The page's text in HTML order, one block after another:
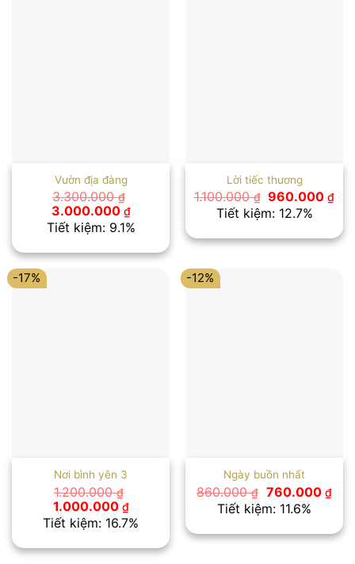
Vườn địa đàng
3.300.000₫
Giá
gốc
là:
3.000.000 ₫Giá
hiện
tại
3.000.000 ₫.
Tiết kiệm: 9.1%
Lời tiếc thương
1.100.000₫ Giá
gốc
là:
1.100.000 ₫.
960.000₫Giá
là:
Tiết kiệm: 12.7%
-17%
Nơi bình yên 3
1.200.000₫
Giá
gốc
là:
1.000.000 ₫Giá
hiện
tại
1.000.000 ₫.
Tiết kiệm: 16.7%
-12%
Ngày buồn nhất
860.000₫ Giá
gốc
là:
760.000 ₫Giá
hiện
là:
Tiết kiệm: 11.6%